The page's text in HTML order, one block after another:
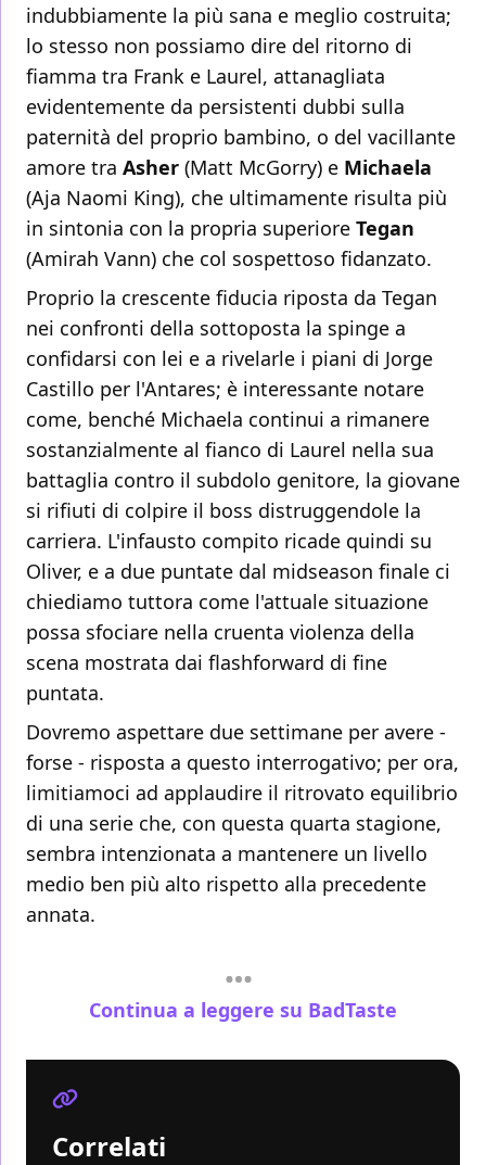
indubbiamente la più sana e meglio costruita;
lo stesso non possiamo dire del ritorno di
fiamma tra Frank e Laurel, attanagliata
evidentemente da persistenti dubbi sulla
paternità del proprio bambino, o del vacillante
amore tra Asher (Matt McGorry) e Michaela
(Aja Naomi King), che ultimamente risulta più
in sintonia con la propria superiore Tegan
(Amirah Vann) che col sospettoso fidanzato.
Proprio la crescente fiducia riposta da Tegan
nei confronti della sottoposta la spinge a
confidarsi con lei e a rivelarle i piani di Jorge
Castillo per l'Antares; è interessante notare
come, benché Michaela continui a rimanere
sostanzialmente al fianco di Laurel nella sua
battaglia contro il subdolo genitore, la giovane
si rifiuti di colpire il boss distruggendole la
carriera. L'infausto compito ricade quindi su
Oliver, e a due puntate dal midseason finale ci
chiediamo tuttora come l'attuale situazione
possa sfociare nella cruenta violenza della
scena mostrata dai flashforward di fine
puntata.
Dovremo aspettare due settimane per avere -
forse - risposta a questo interrogativo; per ora,
limitiamoci ad applaudire il ritrovato equilibrio
di una serie che, con questa quarta stagione,
sembra intenzionata a mantenere un livello
medio ben più alto rispetto alla precedente
annata.
Continua a leggere su BadTaste
Correlati